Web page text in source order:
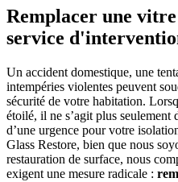
Remplacer une vitre
service
Un accident domestique, une
intempéries violentes peuvent
sécurité de votre habitation.
étoilé, il ne s’agit plus seulement
d’une urgence pour votre
Glass Restore, bien que nous
restauration de surface, nous
exigent une mesure radicale :